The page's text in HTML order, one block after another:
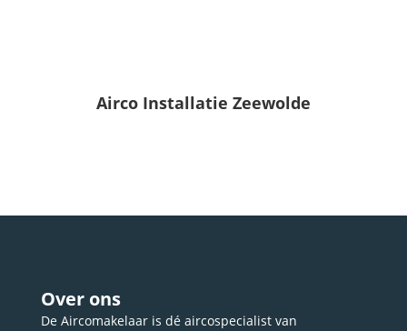
Airco Installatie Zeewolde
Over ons
De Aircomakelaar is dé aircospecialist van